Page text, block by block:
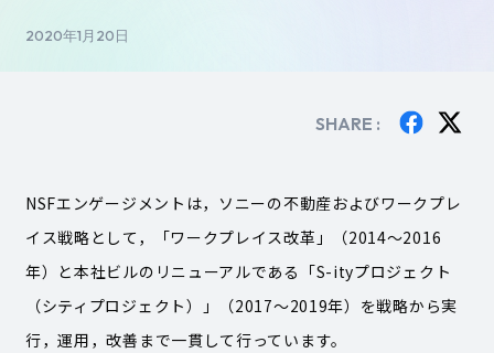
2020年1月20日
SHARE :
NSFエンゲージメントは，ソニーの不動産およびワークプレ
イス戦略として，「ワークプレイス改革」（2014～2016
年）と本社ビルのリニューアルである「S-ityプロジェクト
（シティプロジェクト）」（2017～2019年）を戦略から実
行，運用，改善まで一貫して行っています。